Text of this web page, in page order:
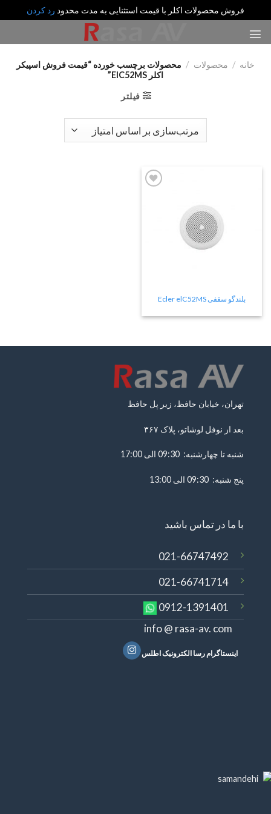
فروش محصولات اکلر با قیمت استثنایی به مدت محدود رد کردن
خانه / محصولات / محصولات برچسب خورده “قیمت فروش اسپیکر
اکلر EIC52MS”
فیلتر
بلندگو سقفی Ecler elC52MS
تهران، خیابان حافظ، زیر پل حافظ
بعد از نوفل لوشاتو، پلاک ۳۶۷
شنبه تا چهارشنبه: 09:30 الی 17:00
پنج شنبه: 09:30 الی 13:00
با ما در تماس باشید
021-66747492
021-66741714
0912-1391401
info @ rasa-av. com
اینستاگرام رسا الکترونیک اطلس